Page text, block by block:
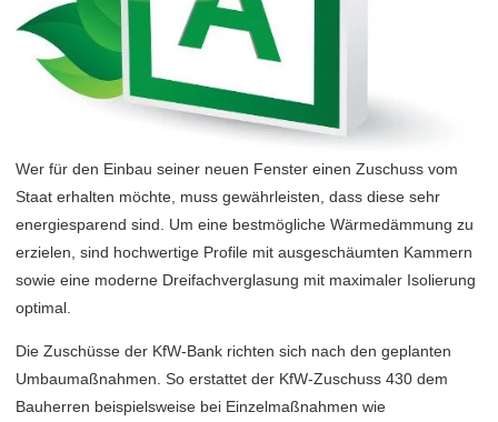
Wer für den Einbau seiner neuen Fenster einen Zuschuss vom
Staat erhalten möchte, muss gewährleisten, dass diese sehr
energiesparend sind. Um eine bestmögliche Wärmedämmung zu
erzielen, sind hochwertige Profile mit ausgeschäumten Kammern
sowie eine moderne Dreifachverglasung mit maximaler Isolierung
optimal.
Die Zuschüsse der KfW-Bank richten sich nach den geplanten
Umbaumaßnahmen. So erstattet der KfW-Zuschuss 430 dem
Bauherren beispielsweise bei Einzelmaßnahmen wie